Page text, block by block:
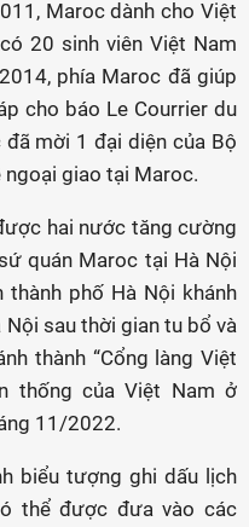
Maroc dành cho Việt
20 sinh viên Việt Nam
phía Maroc đã giúp
cho báo Le Courrier du
mời 1 đại diện của Bộ
giao tại Maroc.
hai nước tăng cường
quán Maroc tại Hà Nội
thành phố Hà Nội khánh
sau thời gian tu bổ và
thành “Cổng làng Việt
thống của Việt Nam ở
11/2022.
biểu tượng ghi dấu lịch
thể được đưa vào các